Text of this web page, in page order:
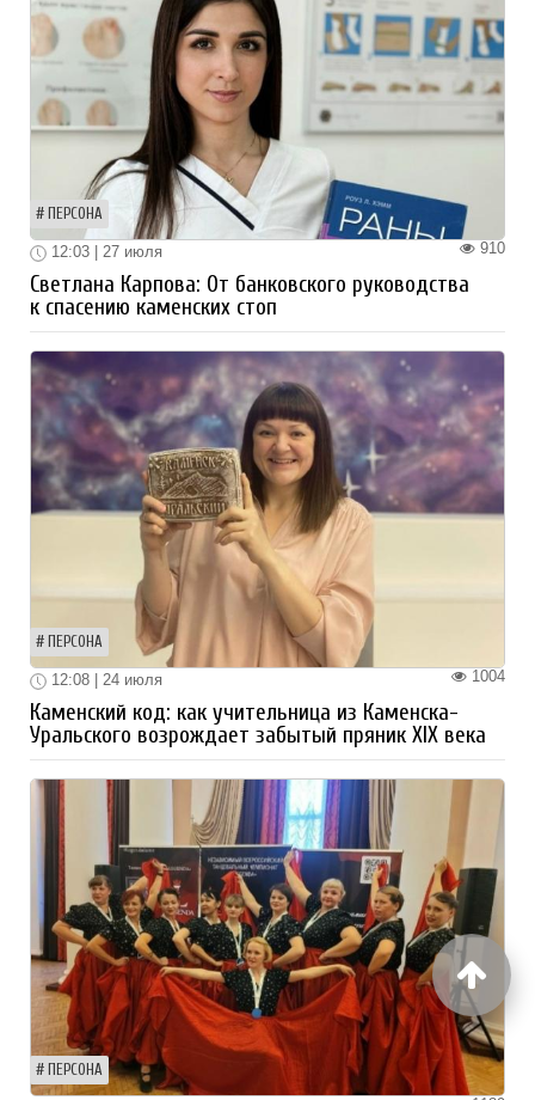
ПЕРСОНА
910
12:03 | 27 июля
Светлана Карпова: От банковского руководства
к спасению каменских стоп
ПЕРСОНА
1004
12:08 | 24 июля
Каменский код: как учительница из Каменска-
Уральского возрождает забытый пряник XIX века
ПЕРСОНА